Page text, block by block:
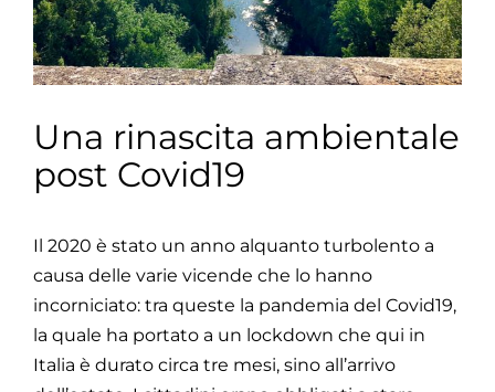
Una rinascita ambientale
post Covid19
Il 2020 è stato un anno alquanto turbolento a
causa delle varie vicende che lo hanno
incorniciato: tra queste la pandemia del Covid19,
la quale ha portato a un lockdown che qui in
Italia è durato circa tre mesi, sino all’arrivo